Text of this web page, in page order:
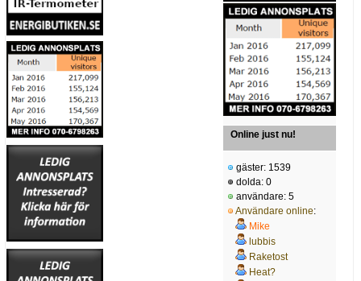
Online just nu!
gäster: 1539
dolda: 0
användare: 5
Användare online:
Mike
lubbis
Raketost
Heat?